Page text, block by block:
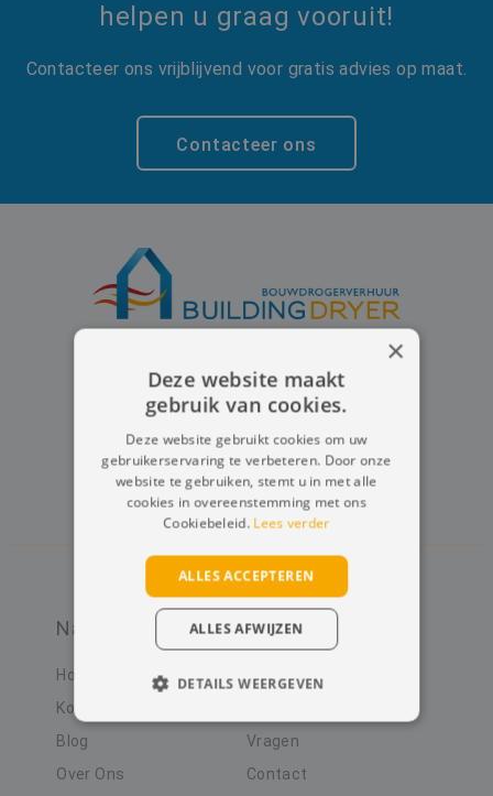
helpen u graag vooruit!
Contacteer ons vrijblijvend voor gratis advies op maat.
Contacteer ons
Navigatie
Home
Huren
Kopen
Blog
Vragen
Over Ons
Contact
×
Deze website maakt
gebruik van cookies.
Deze website gebruikt cookies om uw
gebruikerservaring te verbeteren. Door onze
website te gebruiken, stemt u in met alle
cookies in overeenstemming met ons
Cookiebeleid. Lees verder
ALLES ACCEPTEREN
ALLES AFWIJZEN
DETAILS WEERGEVEN
STRIKT NOODZAKELIJK
TARGETING